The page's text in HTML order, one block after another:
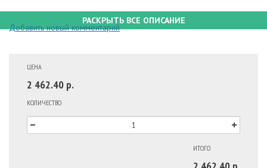
РАСКРЫТЬ ВСЕ ОПИСАНИЕ
Добавить новый комментарий
ЦЕНА
2 462.40 р.
КОЛИЧЕСТВО
ИТОГО